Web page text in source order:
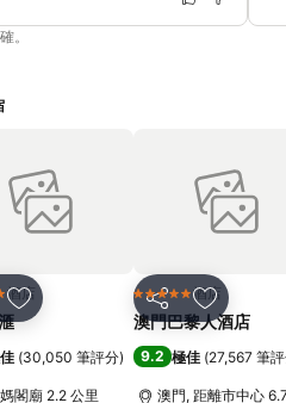
。
放到收藏夾
酒店
(30,050 筆評分)
閣廟 2.2 公里
分享 放到收藏
5 星級 酒店
澳門巴黎人酒店
9.2 極佳 (27,567 筆
澳門, 距離市中心